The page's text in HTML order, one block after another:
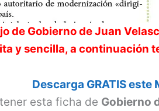
de Gobierno de Juan
y sencilla, a continuación
Descarga GRATIS
esta ficha de Gobierno